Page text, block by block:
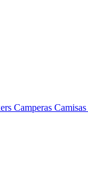
Camperas Camisas